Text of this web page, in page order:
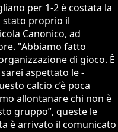
per 1-2 è costata la
stato proprio il
Canonico, ad
"Abbiamo fatto
di gioco. È
aspettato le -
calcio c’è poca
allontanare chi non è
gruppo”, queste le
è arrivato il comunicato